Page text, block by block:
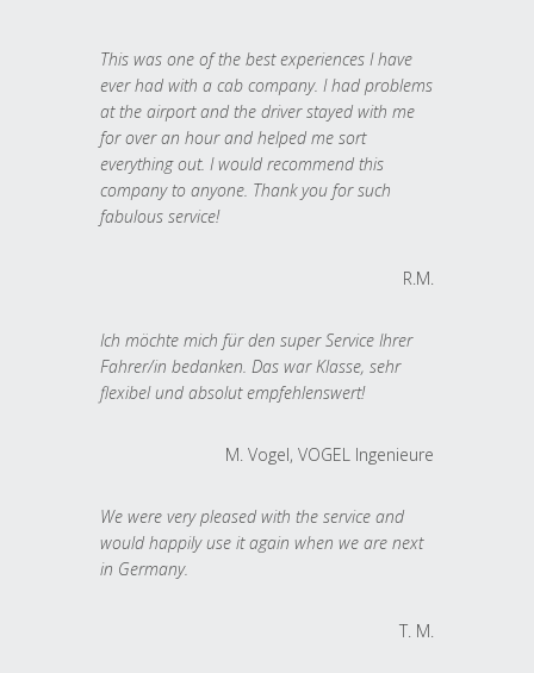
This was one of the best experiences I have
ever had with a cab company. I had problems
at the airport and the driver stayed with me
for over an hour and helped me sort
everything out. I would recommend this
company to anyone. Thank you for such
fabulous service!
R.M.
Ich möchte mich für den super Service Ihrer
Fahrer/in bedanken. Das war Klasse, sehr
flexibel und absolut empfehlenswert!
M. Vogel, VOGEL Ingenieure
We were very pleased with the service and
would happily use it again when we are next
in Germany.
T. M.